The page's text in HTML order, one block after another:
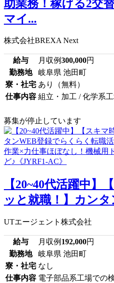
助業務！稼げる2交
マイ...
株式会社BREXA Next
給与 月収例300,000円
勤務地
岐阜県 池田町
寮・社宅 あり（無料）
仕事内容 組立・加工 / 化学系
募集が停止しています
【20~40代活躍中】
ッと就職！】カン
UTエージェント株式会社
給与 月収例 192,000円
勤務地
岐阜県 池田町
寮・社宅 なし
仕事内容 電子部品系工場での